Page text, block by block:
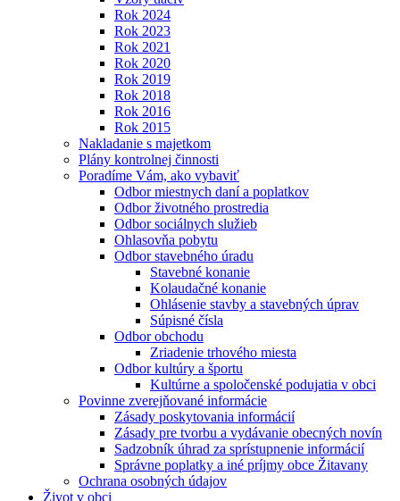
Rok 2024
Rok 2023
Rok 2021
Rok 2020
Rok 2019
Rok 2018
Rok 2016
Rok 2015
Nakladanie s majetkom
Plány kontrolnej činnosti
Poradíme Vám, ako vybaviť
Odbor miestnych daní a poplatkov
Odbor životného prostredia
Odbor sociálnych služieb
Ohlasovňa pobytu
Odbor stavebného úradu
Stavebné konanie
Kolaudačné konanie
Ohlásenie stavby a stavebných úprav
Súpisné čísla
Odbor obchodu
Zriadenie trhového miesta
Odbor kultúry a športu
Kultúrne a spoločenské podujatia v obci
Povinne zverejňované informácie
Zásady poskytovania informácií
Zásady pre tvorbu a vydávanie obecných novín
Sadzobník úhrad za sprístupnenie informácií
Správne poplatky a iné príjmy obce Žitavany
Ochrana osobných údajov
Život v obci